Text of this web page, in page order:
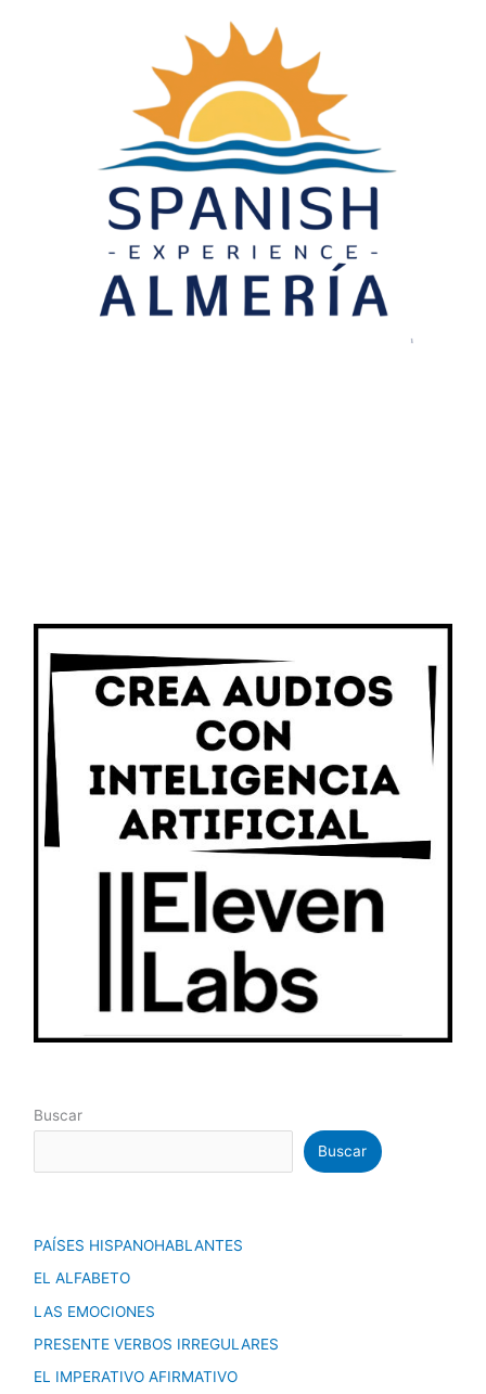
Buscar
Buscar
PAÍSES HISPANOHABLANTES
EL ALFABETO
LAS EMOCIONES
PRESENTE VERBOS IRREGULARES
EL IMPERATIVO AFIRMATIVO